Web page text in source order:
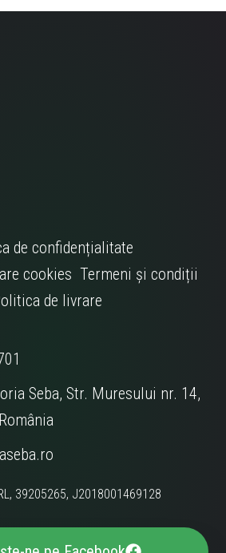
de confidențialitate
cookies Termeni și condiții
de livrare
Seba, Str. Muresului nr. 14,
39205265, J2018001469128